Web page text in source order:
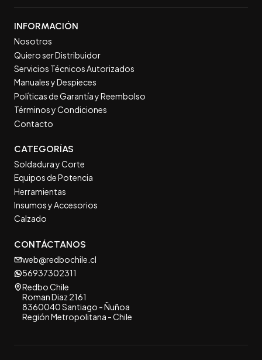
INFORMACIÓN
Nosotros
Quiero ser Distribuidor
Servicios Técnicos Autorizados
Manuales y Despieces
Políticas de Garantía y Reembolso
Términos y Condiciones
Contacto
CATEGORÍAS
Soldadura y Corte
Equipos de Potencia
Herramientas
Insumos y Accesorios
Calzado
CONTÁCTANOS
web@redbochile.cl
56937302311
Redbo Chile
Roman Diaz 2161
8360040 Santiago - Ñuñoa
Región Metropolitana - Chile